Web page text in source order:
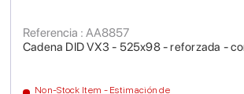
Cadena DID VX3 - 525x98 - reforzada -
Referencia : AA8857
Non-Stock Item - Estimación de